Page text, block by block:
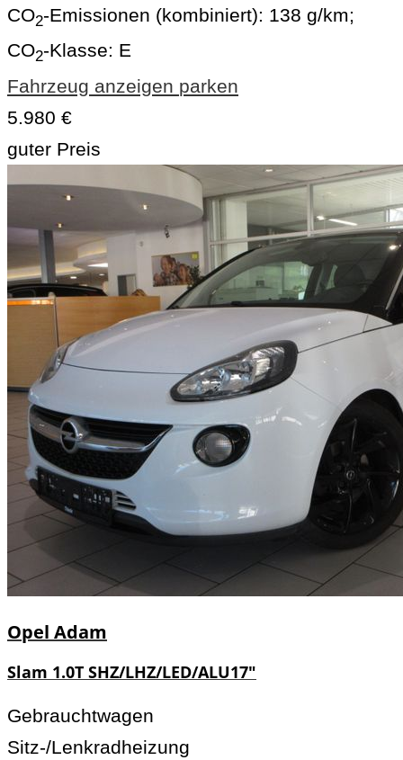
CO2-Emissionen (kombiniert): 138 g/km;
CO2-Klasse: E
Fahrzeug anzeigen parken
5.980 €
guter Preis
Opel Adam
Slam 1.0T SHZ/LHZ/LED/ALU17"
Gebrauchtwagen
Sitz-/Lenkradheizung